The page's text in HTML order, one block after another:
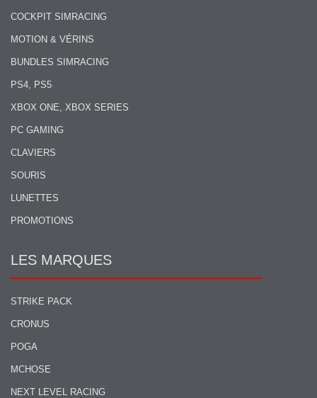
COCKPIT SIMRACING
MOTION & VÉRINS
BUNDLES SIMRACING
PS4, PS5
XBOX ONE, XBOX SERIES
PC GAMING
CLAVIERS
SOURIS
LUNETTES
PROMOTIONS
LES MARQUES
STRIKE PACK
CRONUS
POGA
MCHOSE
NEXT LEVEL RACING